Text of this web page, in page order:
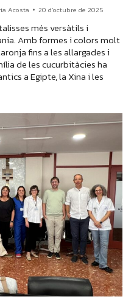
Acosta 20 d'octubre de 2025
més versàtils i
Amb formes i colors molt
fins a les allargades i
de les cucurbitàcies ha
a Egipte, la Xina i les